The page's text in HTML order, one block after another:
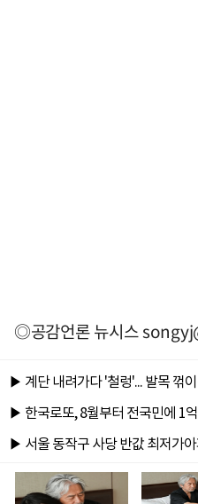
◎공감언론 뉴시스